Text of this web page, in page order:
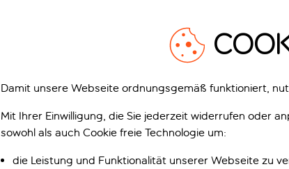
Damit unsere Webseite ordnungsgemäß funktioniert,
Mit Ihrer Einwilligung, die Sie jederzeit widerrufen oder
sowohl als auch Cookie freie Technologie um:
die Leistung und Funktionalität unserer Webseite zu